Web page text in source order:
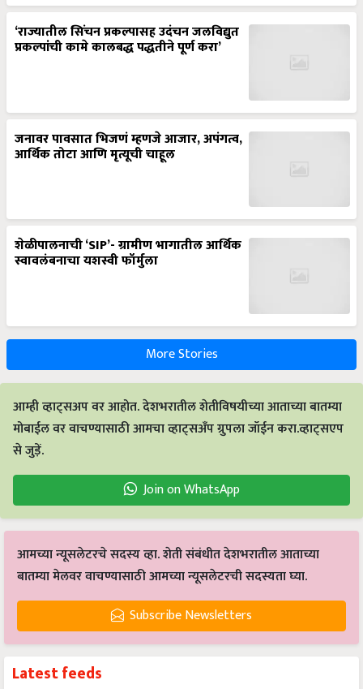
‘राज्यातील सिंचन प्रकल्पासह उदंचन जलविद्युत
प्रकल्पांची कामे कालबद्ध पद्धतीने पूर्ण करा’
जनावर पावसात भिजणं म्हणजे आजार, अपंगत्व,
आर्थिक तोटा आणि मृत्यूची चाहूल
शेळीपालनाची ‘SIP’- ग्रामीण भागातील आर्थिक
स्वावलंबनाचा यशस्वी फॉर्मुला
More Stories
आम्ही व्हाट्सअप वर आहोत. देशभरातील शेतीविषयीच्या आताच्या बातम्या
मोबाईल वर वाचण्यासाठी आमचा व्हाट्सअँप ग्रुपला जॉईन करा.व्हाट्सएप
से जुड़ें.
Join on WhatsApp
आमच्या न्यूसलेटरचे सदस्य व्हा. शेती संबंधीत देशभरातील आताच्या
बातम्या मेलवर वाचण्यासाठी आमच्या न्यूसलेटरची सदस्यता घ्या.
Subscribe Newsletters
Latest feeds